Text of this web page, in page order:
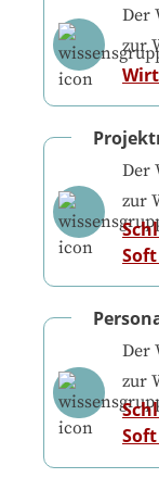
Der
zur
Der
zur
Der
zur